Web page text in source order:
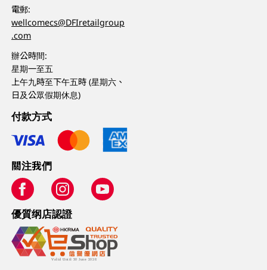
電郵:
wellcomecs@DFIretailgroup
.com
辦公時間:
星期一至五
上午九時至下午五時 (星期六、
日及公眾假期休息)
付款方式
關注我們
優質纲店認證